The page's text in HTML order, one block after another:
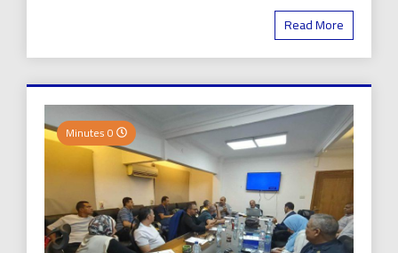
Read More